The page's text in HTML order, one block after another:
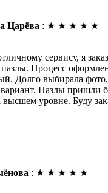
Царёва : ★ ★ ★ ★ ★
сервису, я
Процесс
Долго выбирала
Пазлы пришли
высшем уровне. Буду
: ★ ★ ★ ★ ★